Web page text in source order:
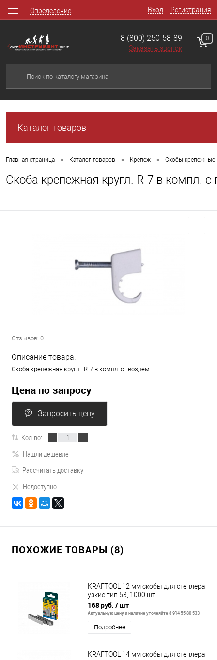
Вход Регистрация
Определение
8 (800) 250-58-89
Заказать звонок
0
Каталог товаров
Главная страница • Каталог товаров • Крепеж • Скобы крепежные
Скоба крепежная кругл. R-7 в компл.
Отзывов: 0
Описание товара:
Скоба крепежная кругл. R-7 в компл. с гвоздем
Цена по запросу
Запросить цену
Кол-во:
Нашли дешевле
Рассчитать доставку
Недоступно
ПОХОЖИЕ ТОВАРЫ (8)
KRAFTOOL 12 мм скобы для степлера
узкие тип 53, 1000 шт
168 руб. / шт
Актуальную цену и наличие уточняйте 8 914 55 80 533
Подробнее
KRAFTOOL 14 мм скобы для степлера